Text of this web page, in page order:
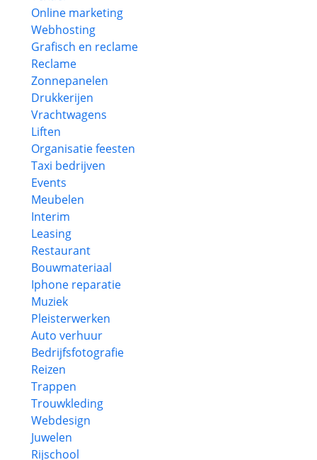
Online marketing
Webhosting
Grafisch en reclame
Reclame
Zonnepanelen
Drukkerijen
Vrachtwagens
Liften
Organisatie feesten
Taxi bedrijven
Events
Meubelen
Interim
Leasing
Restaurant
Bouwmateriaal
Iphone reparatie
Muziek
Pleisterwerken
Auto verhuur
Bedrijfsfotografie
Reizen
Trappen
Trouwkleding
Webdesign
Juwelen
Rijschool